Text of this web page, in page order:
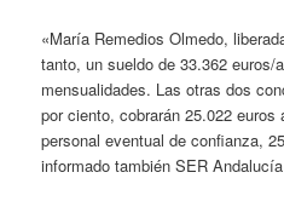
«María Remedios Olmedo,
tanto, un sueldo de 33.362 euros/
mensualidades. Las otras dos
por ciento, cobrarán 25.022
personal eventual de confianza,
informado también SER